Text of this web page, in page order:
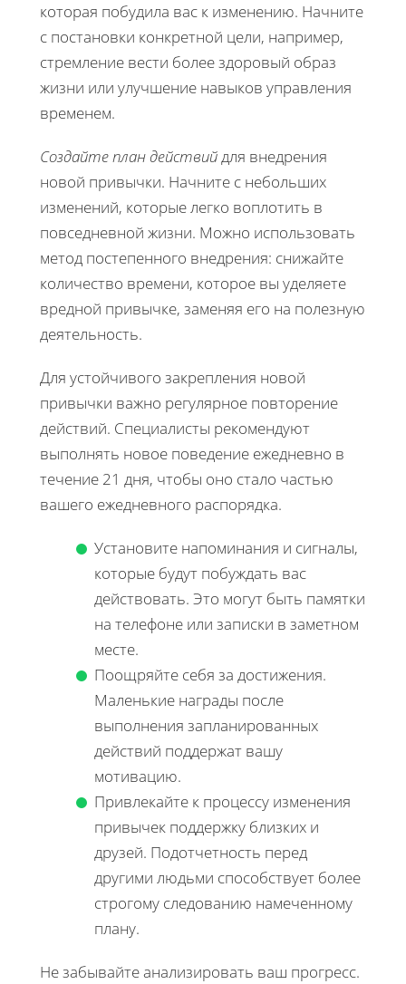
которая побудила вас к изменению. Начните
с постановки конкретной цели, например,
стремление вести более здоровый образ
жизни или улучшение навыков управления
временем.
Создайте план действийдля внедрения
новой привычки. Начните с небольших
изменений, которые легко воплотить в
повседневной жизни. Можно использовать
метод постепенного внедрения: снижайте
количество времени, которое вы уделяете
вредной привычке, заменяя его на полезную
деятельность.
Для устойчивого закрепления новой
привычки важно регулярное повторение
действий. Специалисты рекомендуют
выполнять новое поведение ежедневно в
течение 21 дня, чтобы оно стало частью
вашего ежедневного распорядка.
Установите напоминания и сигналы,
которые будут побуждать вас
действовать. Это могут быть памятки
на телефоне или записки в заметном
месте.
Поощряйте себя за достижения.
Маленькие награды после
выполнения запланированных
действий поддержат вашу
мотивацию.
Привлекайте к процессу изменения
привычек поддержку близких и
друзей. Подотчетность перед
другими людьми способствует более
строгому следованию намеченному
плану.
Не забывайте анализировать ваш прогресс.